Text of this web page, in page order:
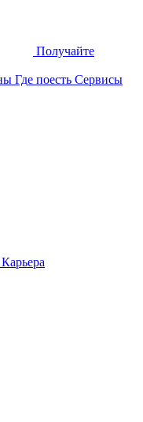
Получайте
Где поесть Сервисы
Карьера